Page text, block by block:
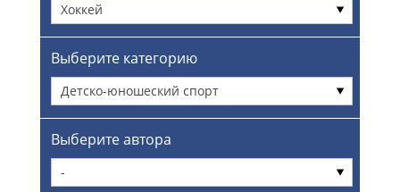
Хоккей
Выберите категорию
Детско-юношеский спорт
Выберите автора
-